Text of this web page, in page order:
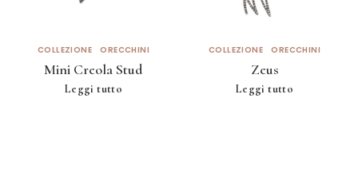
COLLEZIONE ORECCHINI
Mini Creola Stud
Leggi tutto
COLLEZIONE ORECCHINI
Zeus
Leggi tutto